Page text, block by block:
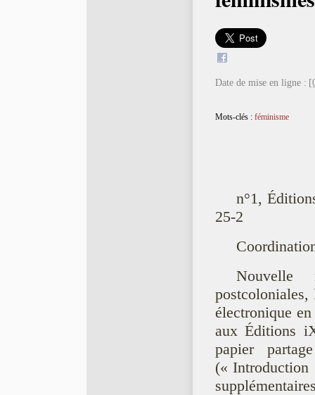
Date de mise en ligne :
Mots-clés : féminisme
n°1,
25-2
Nouvelle
postcoloniales,
électronique
aux Éditions
papier
(« Introduction